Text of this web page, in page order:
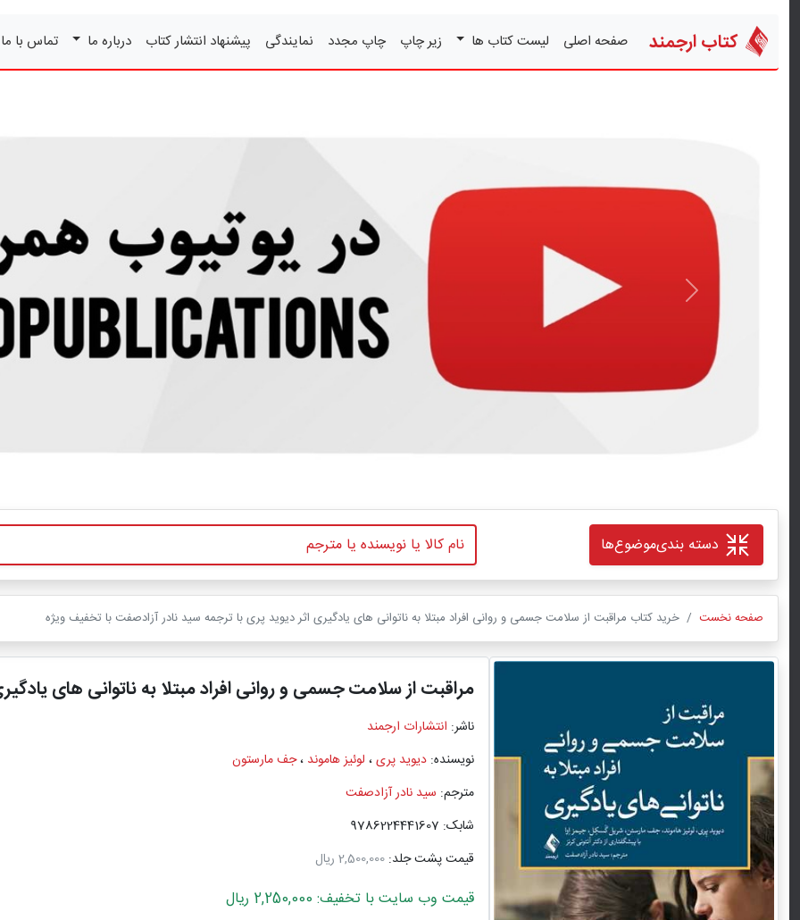
کتاب ارجمند صفحه اصلی لیست کتاب ها زیر چاپ چاپ مجدد نمایندگی پیشنهاد انتشار کتاب درباره ما تماس با
قبلی
دسته بندیموضوع‌ها
صفحه نخست خرید کتاب مراقبت از سلامت جسمی و روانی افراد مبتلا به ناتوانی های یادگیری اثر دیوید پری با ترجمه سید نادر آزادصفت با تخفیف ویژه
مراقبت از سلامت جسمی و روانی افراد مبتلا به ناتوانی های
ناشر: انتشارات ارجمند
نویسنده: دیوید پری، لوئیز هاموند ،جف مارستون
مترجم: سید نادر آزادصفت
شابک: 9786224441607
قیمت پشت جلد: 2,500,000 ریال
قیمت وب سایت با تخفیف: 2,250,000 ریال